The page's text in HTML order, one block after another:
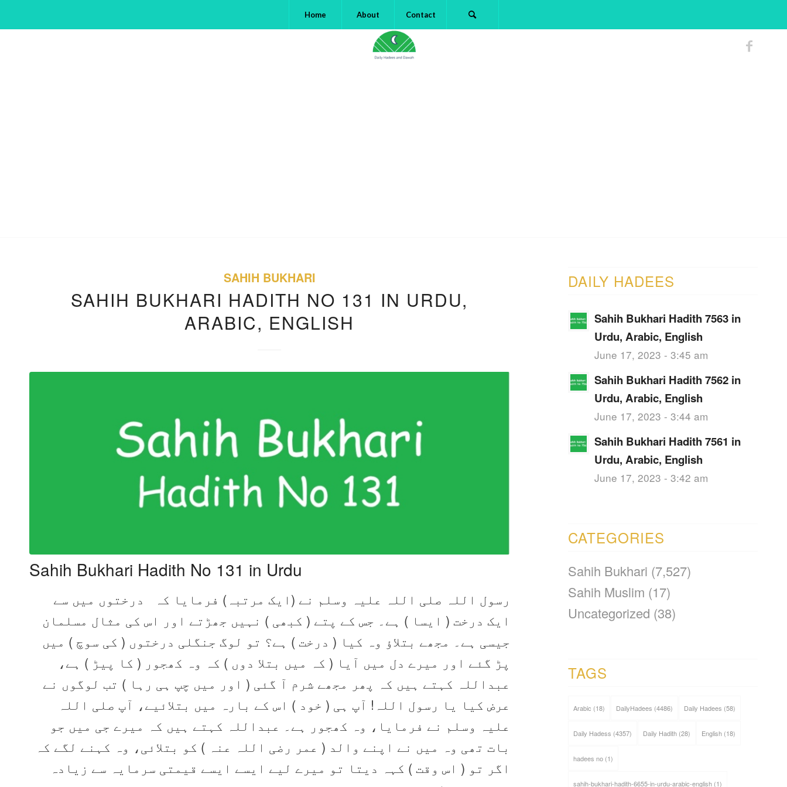
Home About Contact
SAHIH BUKHARI
SAHIH BUKHARI HADITH NO 131 IN URDU,
ARABIC, ENGLISH
Sahih Bukhari Hadith No 131 in Urdu
رسول اللہ صلی اللہ علیہ وسلم نے (ایک مرتبہ) فرمایا کہ درختوں میں سے
ایک درخت ( ایسا ) ہے۔ جس کے پتے ( کبھی ) نہیں جھڑتے اور اس کی مثال مسلمان
جیسی ہے۔ مجھے بتلاؤ وہ کیا ( درخت ) ہے؟ تو لوگ جنگلی درختوں ( کی سوچ ) میں
پڑ گئے اور میرے دل میں آیا ( کہ میں بتلا دوں ) کہ وہ کھجور ( کا پیڑ ) ہے،
عبداللہ کہتے ہیں کہ پھر مجھے شرم آ گئی ( اور میں چپ ہی رہا ) تب لوگوں نے
عرض کیا یا رسول اللہ! آپ ہی ( خود ) اس کے بارہ میں بتلائیے، آپ صلی اللہ
علیہ وسلم نے فرمایا، وہ کھجور ہے۔ عبداللہ کہتے ہیں کہ میرے جی میں جو
بات تھی وہ میں نے اپنے والد ( عمر رضی اللہ عنہ ) کو بتلائی، وہ کہنے لگے کہ
اگر تو ( اس وقت ) کہہ دیتا تو میرے لیے ایسے ایسے قیمتی سرمایہ سے زیادہ
DAILY HADEES
Sahih Bukhari Hadith 7563 in
Urdu, Arabic, English
June 17, 2023 - 3:45 am
Sahih Bukhari Hadith 7562 in
Urdu, Arabic, English
June 17, 2023 - 3:44 am
Sahih Bukhari Hadith 7561 in
Urdu, Arabic, English
June 17, 2023 - 3:42 am
CATEGORIES
Sahih Bukhari (7,527)
Sahih Muslim (17)
Uncategorized (38)
TAGS
Arabic (18) DailyHadees (4486) Daily Hadees (58)
Daily Hadess (4357) Daily Hadith(28) English(18)
hadees no(1)
sahih-bukhari-hadith-6655-in-urdu-arabic-english(1)